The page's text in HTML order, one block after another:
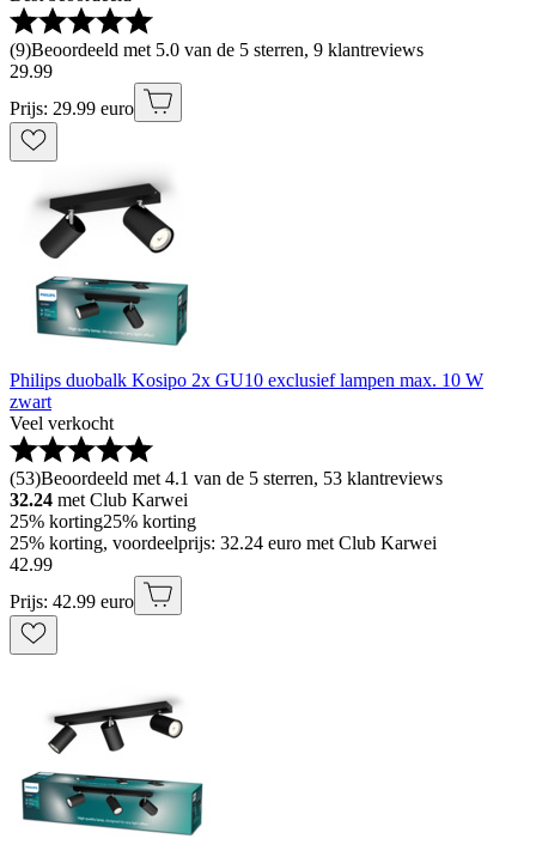
(9)Beoordeeld met 5.0 van de 5 sterren, 9 klantreviews
29.99
Prijs: 29.99 euro
Philips duobalk Kosipo 2x GU10 exclusief lampen max. 10 W
zwart
Veel verkocht
(53)Beoordeeld met 4.1 van de 5 sterren, 53 klantreviews
32.24 met Club Karwei
25% korting25% korting
25% korting, voordeelprijs: 32.24 euro met Club Karwei
42.99
Prijs: 42.99 euro